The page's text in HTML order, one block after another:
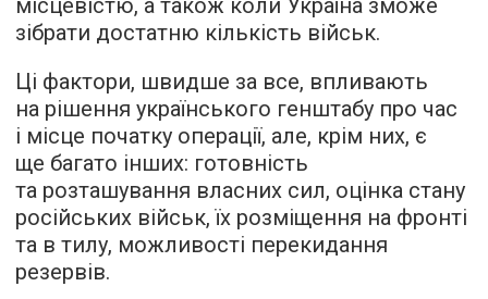
місцевістю, а також коли Україна зможе
зібрати достатню кількість військ.
Ці фактори, швидше за все, впливають
на рішення українського генштабу про час
і місце початку операції, але, крім них, є
ще багато інших: готовність
та розташування власних сил, оцінка стану
російських військ, їх розміщення на фронті
та в тилу, можливості перекидання
резервів.